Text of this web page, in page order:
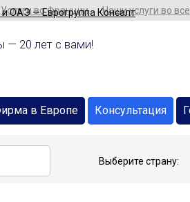
Услуги во Франции Наши услуги во
— 20 лет с вами!
в Европе Консультация
Выберите страну: